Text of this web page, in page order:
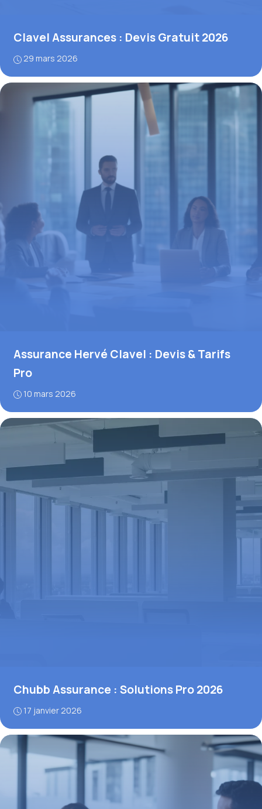
Clavel Assurances : Devis Gratuit 2026
29 mars 2026
Assurance Hervé Clavel : Devis & Tarifs
Pro
10 mars 2026
Chubb Assurance : Solutions Pro 2026
17 janvier 2026